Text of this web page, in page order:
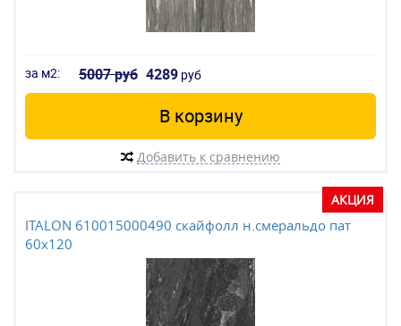
за м2: 5007 руб 4289 руб
В корзину
Добавить к сравнению
АКЦИЯ
ITALON 610015000490 скайфолл н.смеральдо пат
60x120